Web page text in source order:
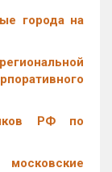
города на
РФ по